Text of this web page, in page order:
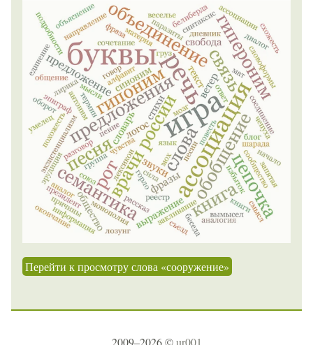
Перейти к просмотру слова «сооружение»
2009–2026 ©ur001